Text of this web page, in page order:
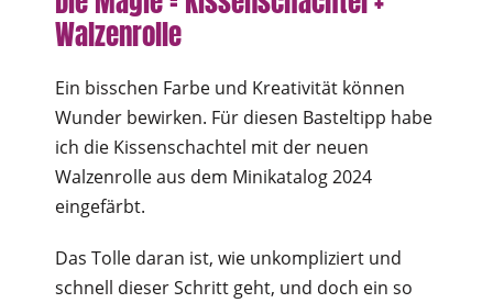
Walzenrolle
Ein bisschen Farbe und Kreativität können
Wunder bewirken. Für diesen Basteltipp habe
ich die Kissenschachtel mit der neuen
Walzenrolle aus dem Minikatalog 2024
eingefärbt.
Das Tolle daran ist, wie unkompliziert und
schnell dieser Schritt geht, und doch ein so